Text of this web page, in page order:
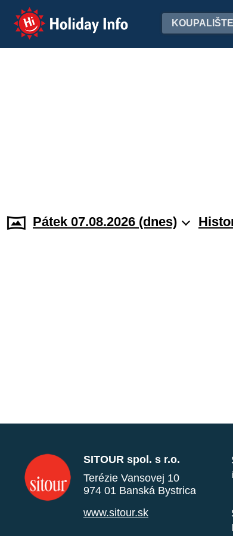
Holiday Info KOUPALIŠTE
Pátek 07.08.2026 (dnes)
SITOUR spol. s r.o.
Terézie Vansovej 10
974 01 Banská Bystrica
www.sitour.sk